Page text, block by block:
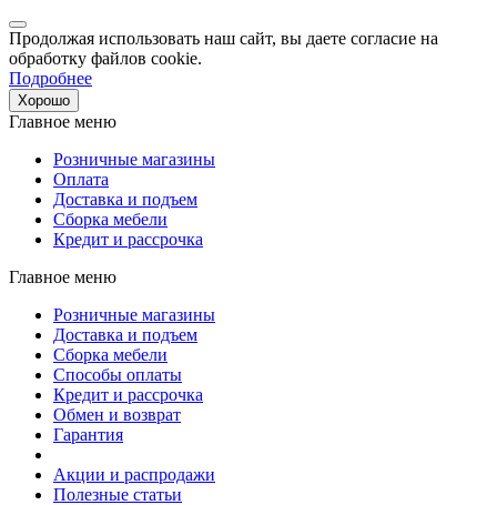
Продолжая использовать наш сайт, вы даете согласие на
обработку файлов cookie.
Подробнее
Хорошо
Главное меню
Розничные магазины
Оплата
Доставка и подъем
Сборка мебели
Кредит и рассрочка
Главное меню
Розничные магазины
Доставка и подъем
Сборка мебели
Способы оплаты
Кредит и рассрочка
Обмен и возврат
Гарантия
Акции и распродажи
Полезные статьи